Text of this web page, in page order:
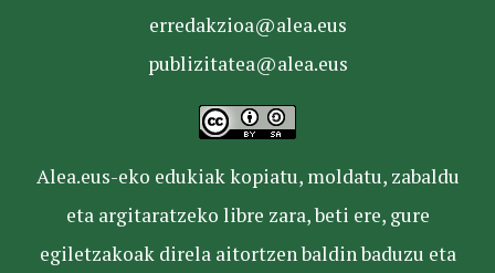
erredakzioa@alea.eus
publizitatea@alea.eus
Alea.eus-eko edukiak kopiatu, moldatu, zabaldu
eta argitaratzeko libre zara, beti ere, gure
egiletzakoak direla aitortzen baldin baduzu eta